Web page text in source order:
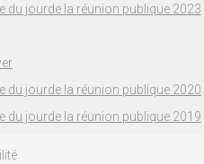
du jourde la réunion publique 2023
du jourde la réunion publique 2020
du jourde la réunion publique 2019